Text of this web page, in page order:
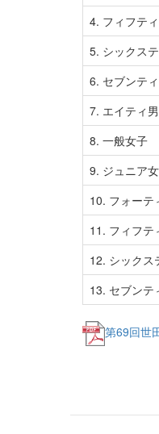
4. フィフテ
5. シックス
6. セブンテ
7. エイティ
8. 一般女子
9. ジュニア
10. フォーテ
11. フィフテ
12. シックス
13. セブンテ
第69回世